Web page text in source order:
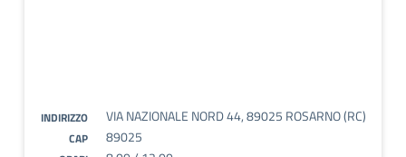
INDIRIZZO VIA NAZIONALE NORD 44, 89025 ROSARNO (RC)
CAP 89025